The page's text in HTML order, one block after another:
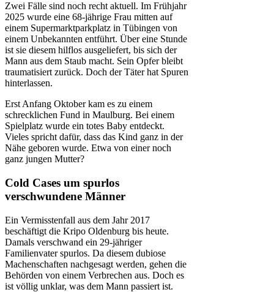
Zwei Fälle sind noch recht aktuell. Im Frühjahr
2025 wurde eine 68-jährige Frau mitten auf
einem Supermarktparkplatz in Tübingen von
einem Unbekannten entführt. Über eine Stunde
ist sie diesem hilflos ausgeliefert, bis sich der
Mann aus dem Staub macht. Sein Opfer bleibt
traumatisiert zurück. Doch der Täter hat Spuren
hinterlassen.
Erst Anfang Oktober kam es zu einem
schrecklichen Fund in Maulburg. Bei einem
Spielplatz wurde ein totes Baby entdeckt.
Vieles spricht dafür, dass das Kind ganz in der
Nähe geboren wurde. Etwa von einer noch
ganz jungen Mutter?
Cold Cases um spurlos
verschwundene Männer
Ein Vermisstenfall aus dem Jahr 2017
beschäftigt die Kripo Oldenburg bis heute.
Damals verschwand ein 29-jähriger
Familienvater spurlos. Da diesem dubiose
Machenschaften nachgesagt werden, gehen die
Behörden von einem Verbrechen aus. Doch es
ist völlig unklar, was dem Mann passiert ist.